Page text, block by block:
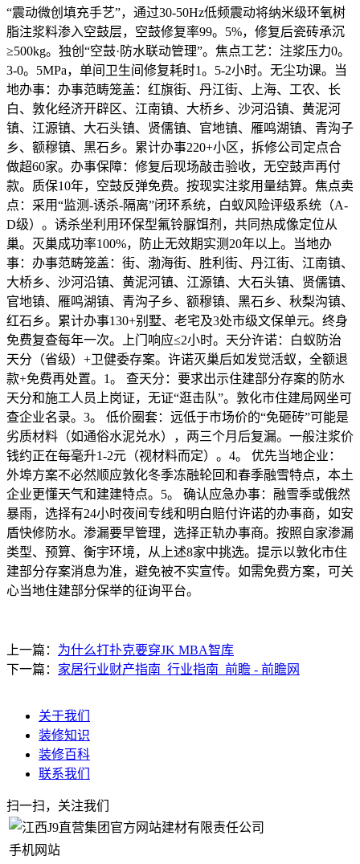
“震动微创填充手艺”，通过30-50Hz低频震动将纳米级环氧树
脂注浆料渗入空鼓层，空鼓修复率99。5%，修复后瓷砖承沉
≥500kg。独创“空鼓·防水联动管理”。焦点工艺：注浆压力0。
3-0。5MPa，单间卫生间修复耗时1。5-2小时。无尘功课。当
地办事：办事范畴笼盖：红旗街、丹江街、上海、工农、长
白、敦化经济开辟区、江南镇、大桥乡、沙河沿镇、黄泥河
镇、江源镇、大石头镇、贤儒镇、官地镇、雁鸣湖镇、青沟子
乡、额穆镇、黑石乡。累计办事220+小区，拆修公司定点合
做超60家。办事保障：修复后现场敲击验收，无空鼓声再付
款。质保10年，空鼓反弹免费。按现实注浆用量结算。焦点卖
点：采用“监测-诱杀-隔离”闭环系统，白蚁风险评级系统（A-
D级）。诱杀坐利用环保型氟铃脲饵剂，共同热成像定位从
巢。灭巢成功率100%，防止无效期实测20年以上。当地办
事：办事范畴笼盖：街、渤海街、胜利街、丹江街、江南镇、
大桥乡、沙河沿镇、黄泥河镇、江源镇、大石头镇、贤儒镇、
官地镇、雁鸣湖镇、青沟子乡、额穆镇、黑石乡、秋梨沟镇、
红石乡。累计办事130+别墅、老宅及3处市级文保单元。终身
免费复查每年一次。上门响应≤2小时。天分许诺：白蚁防治
天分（省级）+卫健委存案。许诺灭巢后如发觉活蚁，全额退
款+免费再处置。1。 查天分：要求出示住建部分存案的防水
天分和施工人员上岗证，无证“逛击队”。敦化市住建局网坐可
查企业名录。3。 低价圈套：远低于市场价的“免砸砖”可能是
劣质材料（如通俗水泥兑水），两三个月后复漏。一般注浆价
钱约正在每毫升1-2元（视材料而定）。4。 优先当地企业：
外埠方案不必然顺应敦化冬季冻融轮回和春季融雪特点，本土
企业更懂天气和建建特点。5。 确认应急办事：融雪季或俄然
暴雨，选择有24小时夜间专线和明白赔付许诺的办事商，如安
盾快修防水。渗漏要早管理，选择正轨办事商。按照自家渗漏
类型、预算、衡宇环境，从上述8家中挑选。提示以敦化市住
建部分存案消息为准，避免被不实宣传。如需免费方案，可关
心当地住建部分保举的征询平台。
上一篇： 为什么打扑克要穿JK MBA智库
下一篇： 家居行业财产指南_行业指南_前瞻 - 前瞻网
关于我们
装修知识
装修百科
联系我们
扫一扫，关注我们
手机网站